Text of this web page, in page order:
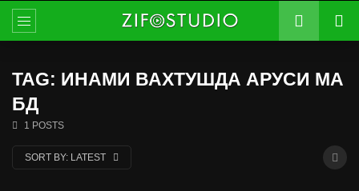
TAG: ИНАМИ ВАХТУШДА АРУСИ МА
БД
1 POSTS
SORT BY: LATEST